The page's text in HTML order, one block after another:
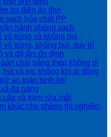
tra điện áp tĩnh
sạch hóa chất PP
hành phòng sạch
vô trùng và không bụi
vô trùng, không bụi, duy trì
và độ ẩm ổn định
chải bằng thép không gỉ
hút và lọc không khí di động
an toàn bình khí
đa năng
cấp và trạm rửa mắt
khác cho phòng thí nghiệm